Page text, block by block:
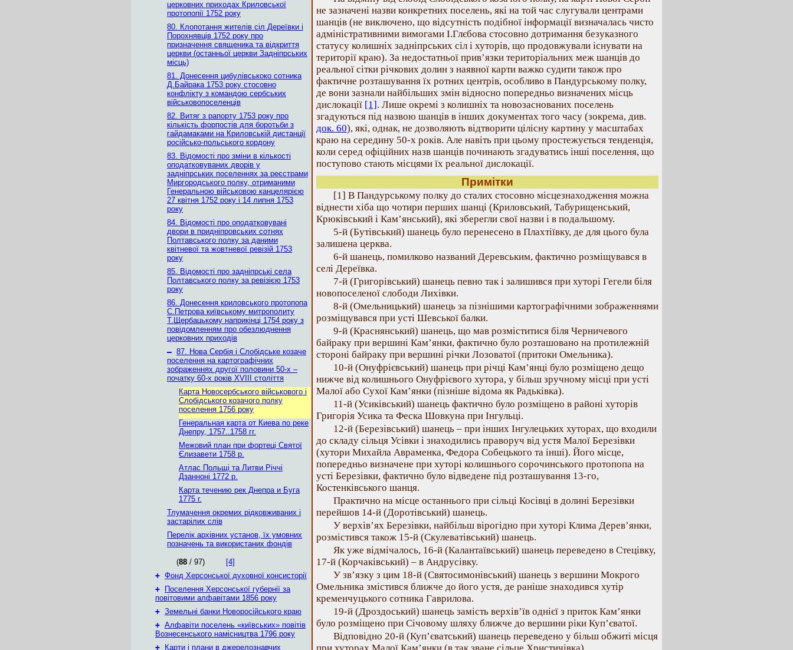
церковних приходах Криловської
протопопії 1752 року
80. Клопотання жителів сіл Дереївки і
Порохнявців 1752 року про
призначення священика та відкриття
церкви (останньої церкви Задніпрських
місць)
81. Донесення цибулівськоко сотника
Д.Байрака 1753 року стосовно
конфлікту з командою сербських
військовопоселенців
82. Витяг з рапорту 1753 року про
кількість форпостів для боротьби з
гайдамаками на Криловській дистанції
російсько-польського кордону
83. Відомості про зміни в кількості
оподатковуваних дворів у
задніпрських поселеннях за реєстрами
Миргородського полку, отриманими
Генеральною військовою канцелярією
27 квітня 1752 року і 14 липня 1753
року
84. Відомості про оподатковувані
двори в придніпровських сотнях
Полтавського полку за даними
квітневої та жовтневої ревізій 1753
року
85. Відомості про задніпрські села
Полтавського полку за ревізією 1753
року
86. Донесення криловського протопопа
С.Петрова київському митрополиту
Т.Щербацькому наприкінці 1754 року з
повідомленням про обезлюднення
церковних приходів
– 87. Нова Сербія і Слобідське козаче
поселення на картографічних
зображеннях другої половини 50-х –
початку 60-х років ХVІІІ століття
Карта Новосербського військового і
Слобідського козачого полку
поселення 1756 року
Генеральная карта от Киева по реке
Днепру, 1757..1758 гг.
Межовий план при фортеці Святої
Єлизавети 1758 р.
Атлас Польщі та Литви Річчі
Дзанноні 1772 р.
Карта течению рек Днепра и Буга
1775 г.
Тлумачення окремих рідковживаних і
застарілих слів
Перелік архівних установ, їх умовних
позначень та використаних фондів
(88 / 97)
[4]
+ Фонд Херсонської духовної консисторії
+
Поселення Херсонської губернії за
повітовими алфавітами 1856 року
+ Земельні банки Новоросійського краю
+ Алфавіти поселень «київських» повітів
Вознесенського намісництва 1796 року
+
Карти і плани в джерелознавчих
не зазначені назви конкретних поселень, які на той час слугували центрами
шанців (не виключено, що відсутність подібної інформації визначалась чисто
адміністративними вимогами І.Глєбова стосовно дотримання безуказного
статусу колишніх задніпрських сіл і хуторів, що продовжували існувати на
території краю). За недостатньої прив’язки територіальних меж шанців до
реальної сітки річкових долин з наявної карти важко судити також про
фактичне розташування їх ротних центрів, особливо в Пандурському полку,
де вони зазнали найбільших змін відносно попередньо визначених місць
дислокації [1]. Лише окремі з колишніх та новозаснованих поселень
згадуються під назвою шанців в інших документах того часу (зокрема, див.
док. 60), які, однак, не дозволяють відтворити цілісну картину у масштабах
краю на середину 50-х років. Але навіть при цьому простежується тенденція,
коли серед офіційних назв шанців починають згадуватись інші поселення, що
поступово стають місцями їх реальної дислокації.
Примітки
[1] В Пандурському полку до сталих стосовно місцезнаходження можна
віднести хіба що чотири перших шанці (Криловський, Табурищенський,
Крюківський і Кам’янський), які зберегли свої назви і в подальшому.
5-й (Бутівський) шанець було перенесено в Плахтіївку, де для цього була
залишена церква.
6-й шанець, помилково названий Деревським, фактично розміщувався в
селі Дереївка.
7-й (Григорівський) шанець певно так і залишився при хуторі Гегели біля
новопоселеної слободи Лихівки.
8-й (Омельницький) шанець за пізнішими картографічними зображеннями
розміщувався при усті Шевської балки.
9-й (Краснянський) шанець, що мав розміститися біля Черничевого
байраку при вершині Кам’янки, фактично було розташовано на протилежній
стороні байраку при вершині річки Лозоватої (притоки Омельника).
10-й (Онуфрієвський) шанець при річці Кам’янці було розміщено дещо
нижче від колишнього Онуфрієвого хутора, у більш зручному місці при усті
Малої або Сухої Кам’янки (пізніше відома як Радьківка).
11-й (Усиківський) шанець фактично було розміщено в районі хуторів
Григорія Усика та Феска Шовкуна при Інгульці.
12-й (Березівський) шанець – при інших Інгулецьких хуторах, що входили
до складу сільця Усівки і знаходились праворуч від устя Малої Березівки
(хутори Михайла Авраменка, Федора Собецького та інші). Його місце,
попередньо визначене при хуторі колишнього сорочинського протопопа на
усті Березівки, фактично було відведене під розташування 13-го,
Костенківського шанця.
Практично на місце останнього при сільці Косівці в долині Березівки
перейшов 14-й (Доротівський) шанець.
У верхів’ях Березівки, найбільш вірогідно при хуторі Клима Дерев’янки,
розмістився також 15-й (Скулеватівський) шанець.
Як уже відмічалось, 16-й (Калантаївський) шанець переведено в Стецівку,
17-й (Корчаківський) – в Андрусівку.
У зв’язку з цим 18-й (Святосимонівський) шанець з вершини Мокрого
Омельника змістився ближче до його устя, де раніше знаходився хутір
кременчуцького сотника Гаврилова.
19-й (Дроздоський) шанець замість верхів’їв однієї з приток Кам’янки
було розміщено при Січовому шляху ближче до вершини ріки Куп’єватої.
Відповідно 20-й (Куп’єватський) шанець переведено у більш обжиті місця